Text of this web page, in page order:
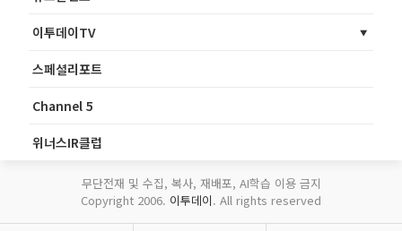
이투데이TV
스페셜리포트
Channel 5
위너스IR클럽
무단전재 및 수집, 복사, 재배포, AI학습 이용 금지
Copyright 2006. 이투데이. All rights reserved